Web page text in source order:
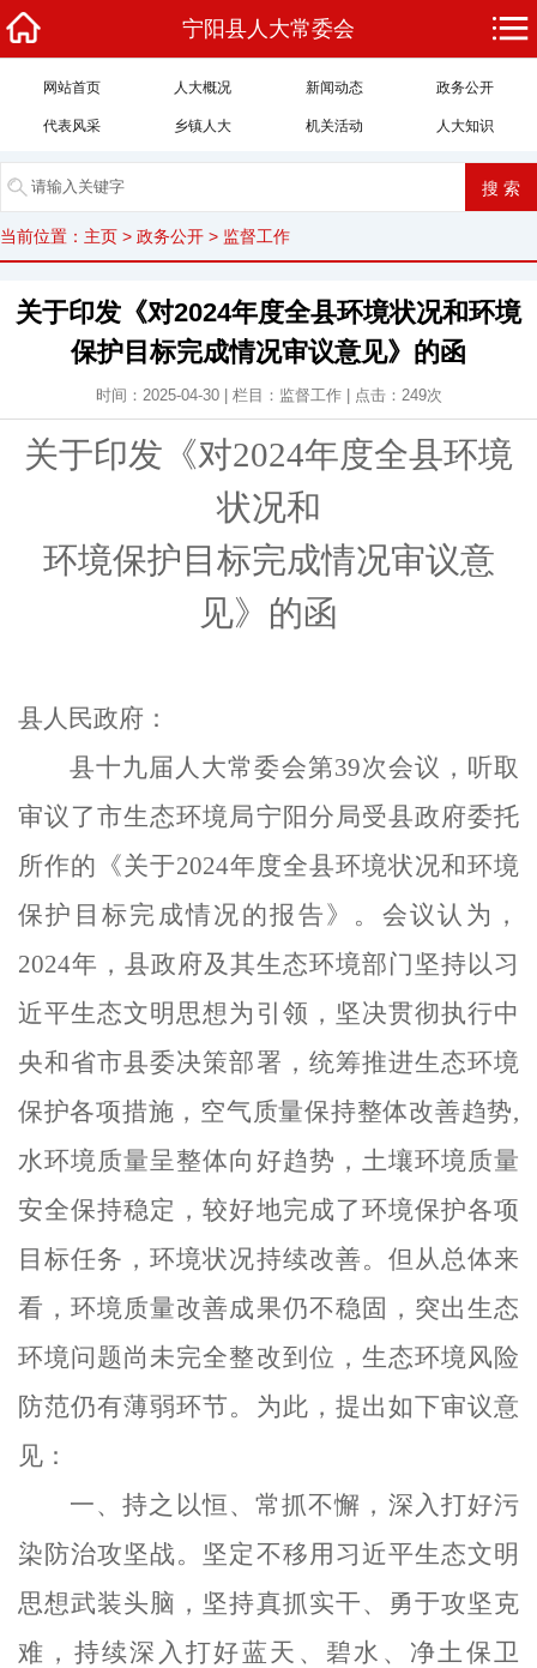
宁阳县人大常委会
网站首页 人大概况 新闻动态 政务公开
代表风采 乡镇人大 机关活动 人大知识
当前位置： 主页 > 政务公开 > 监督工作
关于印发《对2024年度全县环境状况和环境
保护目标完成情况审议意见》的函
时间：2025-04-30 | 栏目： 监督工作| 点击： 249次
关于印发《对2024年度全县环境
状况和
环境保护 目标完成情况审议意
见》的函
县人民政府：
县十九届人大常委会第39次会议，听取
审议了市生态环境局宁阳分局受县政府委托
所作的《关于2024年度全县环境状况和环境
保护 目标完成情况的报告》。会议认为，
2024年，县政府及其生态环境部门坚持以习
近平生态文明思想为引领，坚决贯彻执行中
央和省市县委决策部署，统筹推进生态环境
保护各项措施，空气质量保持整体改善趋势,
水环境质量呈整体向好趋势，土壤环境质量
安全保持稳定，较好地完成了环境保护各项
目标任务，环境状况持续改善。但从总体来
看，环境质量改善成果仍不稳固，突出生态
环境问题尚未完全整改到位，生态环境风险
防范仍有薄弱环节。为此，提出如下审议意
见：
一、持之以恒、常抓不懈，深入打好污
染防治攻坚战。 坚定不移用习近平生态文明
思想武装头脑，坚持真抓实干、勇于攻坚克
难，持续深入打好蓝天、碧水、净土保卫